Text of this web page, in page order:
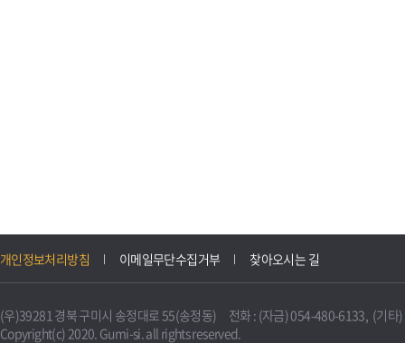
개인정보처리방침 이메일무단수집거부 찾아오시는 길
(우)39281 경북 구미시 송정대로 55(송정동) 전화 : (자금) 054-480-6133, (기타
Copyright(c) 2020. Gumi-si. all rights reserved.